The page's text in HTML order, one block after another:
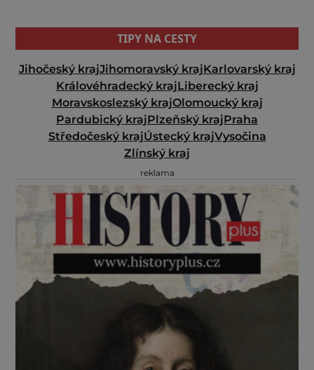
TIPY NA CESTY
Jihočeský krajJihomoravský krajKarlovarský kraj
Královéhradecký krajLiberecký kraj
Moravskoslezský krajOlomoucký kraj
Pardubický krajPlzeňský krajPraha
Středočeský krajÚstecký krajVysočina
Zlínský kraj
reklama